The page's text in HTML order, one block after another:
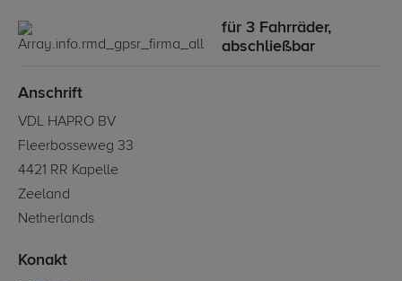
für 3 Fahrräder,
abschließbar
Anschrift
VDL HAPRO BV
Fleerbosseweg 33
4421 RR Kapelle
Zeeland
Netherlands
Konakt